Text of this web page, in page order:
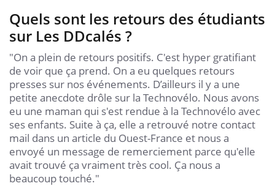
Quels sont les retours des étudiants
sur Les DDcalés ?
"On a plein de retours positifs. C'est hyper gratifiant
de voir que ça prend. On a eu quelques retours
presses sur nos événements. D’ailleurs il y a une
petite anecdote drôle sur la Technovélo. Nous avons
eu une maman qui s'est rendue à la Technovélo avec
ses enfants. Suite à ça, elle a retrouvé notre contact
mail dans un article du Ouest-France et nous a
envoyé un message de remerciement parce qu'elle
avait trouvé ça vraiment très cool. Ça nous a
beaucoup touché."